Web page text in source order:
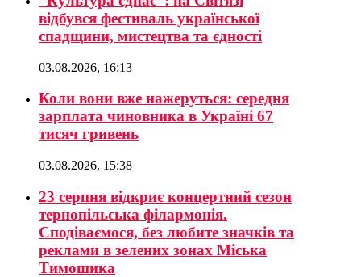
відбувся фестиваль української
спадщини, мистецтва та єдності
03.08.2026, 16:13
Коли вони вже нажеруться: середня
зарплата чиновника в Україні 67
тисяч гривень
03.08.2026, 15:38
23 серпня відкриє концертний сезон
тернопільська філармонія.
Сподіваємося, без любите значків та
реклами в зелених зонах Міська
Тимошика